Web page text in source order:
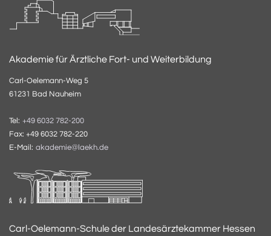
Akademie für Ärztliche Fort- und Weiterbildung
Carl-Oelemann-Weg 5
61231 Bad Nauheim
Tel: +49 6032 782-200
Fax: +49 6032 782-220
E-Mail: akademie@laekh.de
Carl-Oelemann-Schule der Landesärztekammer Hessen